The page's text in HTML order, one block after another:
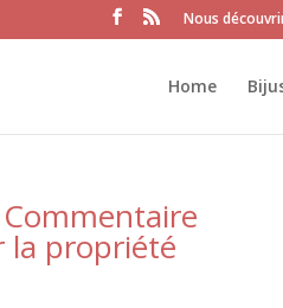
Nous
Home
la propriété